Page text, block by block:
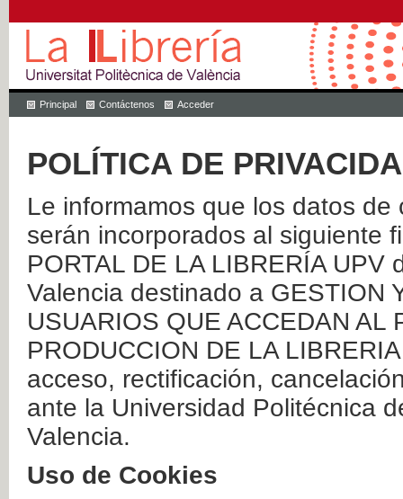
Principal Contáctenos Acceder
POLÍTICA DE
Le informamos que los datos
serán incorporados al siguiente
PORTAL DE LA LIBRERÍA
Valencia destinado a GESTION
USUARIOS QUE ACCEDAN AL
PRODUCCION DE LA
acceso, rectificación,
ante la Universidad Politécnica
Valencia.
Uso de Cookies